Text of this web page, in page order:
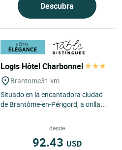
Descubra
Logis Hôtel Charbonnel
Brantome31 km
Situado en la encantadora ciudad
de Brantôme-en-Périgord, a orillas
estrellas, Charbonnel...
desde
92.43 USD